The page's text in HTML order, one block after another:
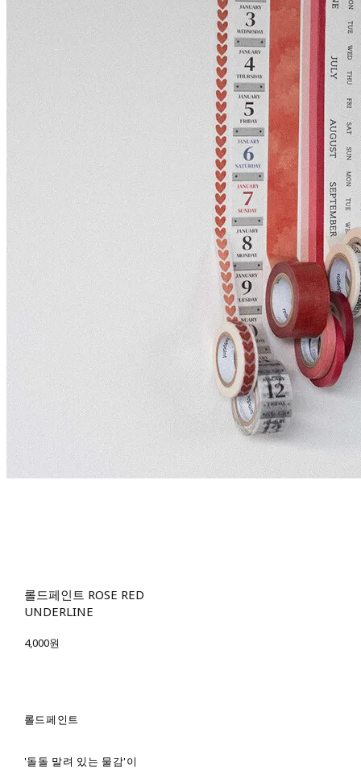
롤드페인트 ROSE RED
UNDERLINE
4,000원
롤드페인트
'돌돌 말려 있는 물감'이